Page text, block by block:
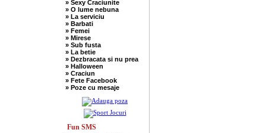
» Pescari
» Perle
» Politice
» Politisti
» Popi
» Radio Erevan
» Religioase
» Romani
» Sadice
» Secretare
» Sefi
» Scotieni
» Seci
» Soacre
» Sport
» Soferi
» Tarani
» Tigani
» Sexy Craciunite
» O lume nebuna
» La serviciu
» Barbati
» Femei
» Mirese
» Sub fusta
» La betie
» Dezbracata si nu prea
» Halloween
» Craciun
» Fete Facebook
» Poze cu mesaje
Fun SMS